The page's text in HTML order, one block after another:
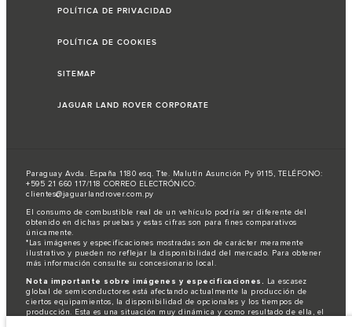
POLÍTICA DE PRIVACIDAD
POLÍTICA DE COOKIES
SITEMAP
JAGUAR LAND ROVER CORPORATE
Paraguay Avda. España 1180 esq. Tte. Malutín Asunción Py 9115, TELÉFONO:
+595 21 660 117/118 CORREO ELECTRÓNICO:
clientes@jaguarlandrover.com.py
El consumo de combustible real de un vehículo podría ser diferente del
obtenido en dichas pruebas y estas cifras son para fines comparativos
únicamente.
*Las imágenes y especificaciones mostradas son de carácter meramente
ilustrativo y pueden no reflejar la disponibilidad del mercado. Para obtener
más información consulte su concesionario local.
Nota importante sobre imágenes y especificaciones. La escasez
global de semiconductores está afectando actualmente la producción de
ciertos equipamientos, la disponibilidad de opcionales y los tiempos de
producción. Esta es una situación muy dinámica y como resultado de ella, el